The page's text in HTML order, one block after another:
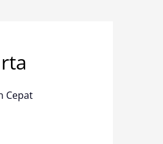
Cepat